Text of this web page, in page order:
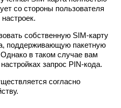
со стороны пользователя
собственную SIM-карту
поддерживающую пакетную
в таком случае вам
запрос PIN-кода.
согласно